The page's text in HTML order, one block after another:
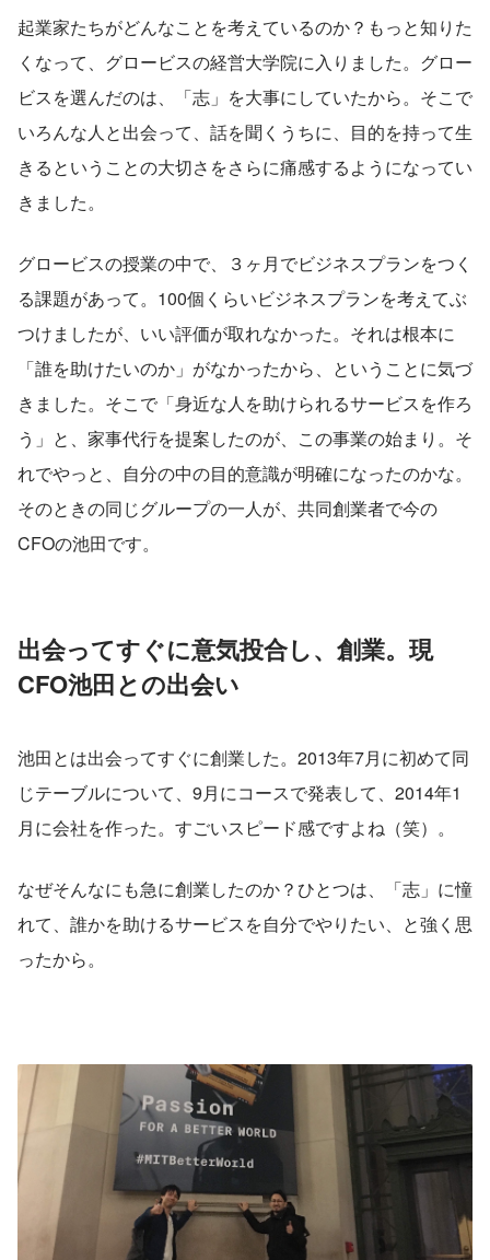
起業家たちがどんなことを考えているのか？もっと知りた
くなって、グロービスの経営大学院に入りました。グロー
ビスを選んだのは、「志」を大事にしていたから。そこで
いろんな人と出会って、話を聞くうちに、目的を持って生
きるということの大切さをさらに痛感するようになってい
きました。
グロービスの授業の中で、３ヶ月でビジネスプランをつく
る課題があって。100個くらいビジネスプランを考えてぶ
つけましたが、いい評価が取れなかった。それは根本に
「誰を助けたいのか」がなかったから、ということに気づ
きました。そこで「身近な人を助けられるサービスを作ろ
う」と、家事代行を提案したのが、この事業の始まり。そ
れでやっと、自分の中の目的意識が明確になったのかな。
そのときの同じグループの一人が、共同創業者で今の
CFOの池田です。
出会ってすぐに意気投合し、創業。現
CFO池田との出会い
池田とは出会ってすぐに創業した。2013年7月に初めて同
じテーブルについて、9月にコースで発表して、2014年1
月に会社を作った。すごいスピード感ですよね（笑）。
なぜそんなにも急に創業したのか？ひとつは、「志」に憧
れて、誰かを助けるサービスを自分でやりたい、と強く思
ったから。